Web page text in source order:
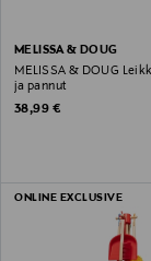
MELISSA & DOUG
MELISSA & DOUG
ja pannut
Original Price
38,99 €
ONLINE EXCLUSIVE